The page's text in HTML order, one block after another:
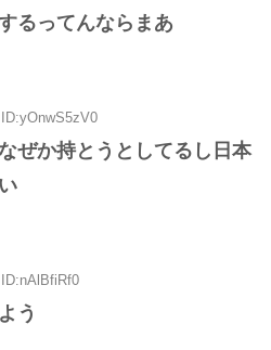
るってんならまあ
ぜか持とうとしてるし日本
う